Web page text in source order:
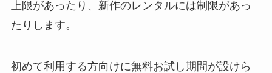
上限があったり、新作のレンタルには制限があっ
たりします。
初めて利用する方向けに無料お試し期間が設けら